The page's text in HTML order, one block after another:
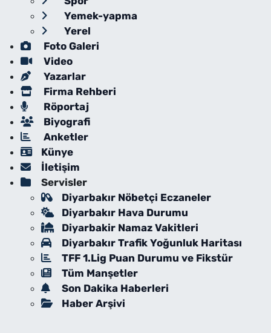
Yemek-yapma
Yerel
Foto Galeri
Video
Yazarlar
Firma Rehberi
Röportaj
Biyografi
Anketler
Künye
İletişim
Servisler
Diyarbakır Nöbetçi Eczaneler
Diyarbakır Hava Durumu
Diyarbakir Namaz Vakitleri
Diyarbakır Trafik Yoğunluk Haritası
TFF 1.Lig Puan Durumu ve Fikstür
Tüm Manşetler
Son Dakika Haberleri
Haber Arşivi